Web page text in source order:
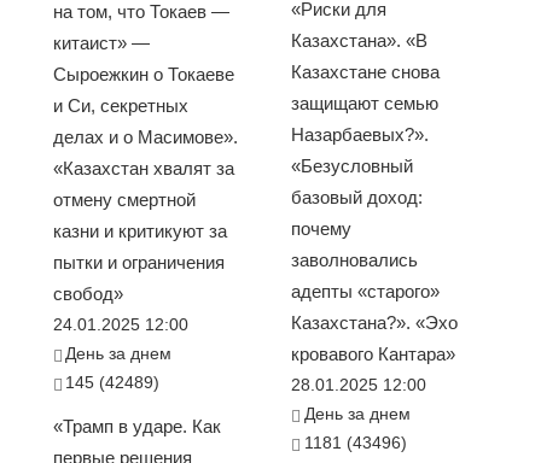
на том, что Токаев —
китаист» —
Сыроежкин о Токаеве
и Си, секретных
делах и о Масимове».
«Казахстан хвалят за
отмену смертной
казни и критикуют за
пытки и ограничения
свобод»
24.01.2025 12:00
День за днем
145 (42489)
«Трамп в ударе. Как
первые решения
«Риски для
Казахстана». «В
Казахстане снова
защищают семью
Назарбаевых?».
«Безусловный
базовый доход:
почему
заволновались
адепты «старого»
Казахстана?». «Эхо
кровавого Кантара»
28.01.2025 12:00
День за днем
1181 (43496)